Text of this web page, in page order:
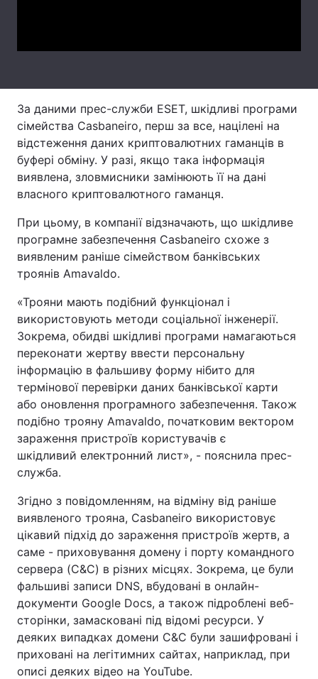
Тема оформлення
За даними прес-служби ESET, шкідливі програми
сімейства Casbaneiro, перш за все, націлені на
відстеження даних криптовалютних гаманців в
буфері обміну. У разі, якщо така інформація
виявлена, зловмисники замінюють її на дані
власного криптовалютного гаманця.
При цьому, в компанії відзначають, що шкідливе
програмне забезпечення Casbaneiro схоже з
виявленим раніше сімейством банківських
троянів Amavaldo.
«Трояни мають подібний функціонал і
використовують методи соціальної інженерії.
Зокрема, обидві шкідливі програми намагаються
переконати жертву ввести персональну
інформацію в фальшиву форму нібито для
термінової перевірки даних банківської карти
або оновлення програмного забезпечення. Також
подібно трояну Amavaldo, початковим вектором
зараження пристроїв користувачів є
шкідливий електронний лист», - пояснила прес-
служба.
Згідно з повідомленням, на відміну від раніше
виявленого трояна, Casbaneiro використовує
цікавий підхід до зараження пристроїв жертв, а
саме - приховування домену і порту командного
сервера (C&C) в різних місцях. Зокрема, це були
фальшиві записи DNS, вбудовані в онлайн-
документи Google Docs, а також підроблені веб-
сторінки, замасковані під відомі ресурси. У
деяких випадках домени C&C були зашифровані і
приховані на легітимних сайтах, наприклад, при
описі деяких відео на YouTube.